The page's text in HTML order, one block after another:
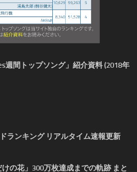
週間トップソング」紹介資料 (2018年
ランキング リアルタイム速報更新
の花」300万枚達成までの軌跡 まと